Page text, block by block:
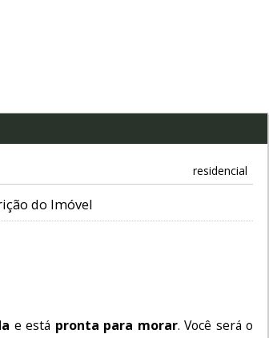
residencial
do Imóvel
e está pronta para morar. Você será o